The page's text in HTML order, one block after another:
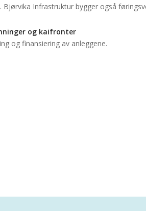
Infrastruktur bygger også
og kaifronter
og finansiering av anleggene.